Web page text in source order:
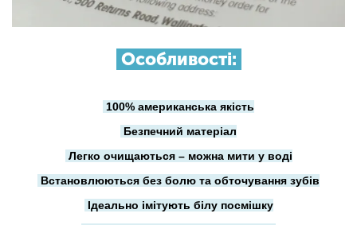
Особливості:
100% американська якість
Безпечний матеріал
Легко очищаються – можна мити у воді
Встановлюються без болю та обточування зубів
Ідеально імітують білу посмішку